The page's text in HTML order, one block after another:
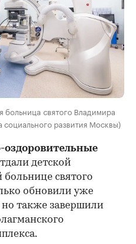
больница святого Владимира
развития Москвы)
оздоровительные
детской
святого
обновили уже
также завершили